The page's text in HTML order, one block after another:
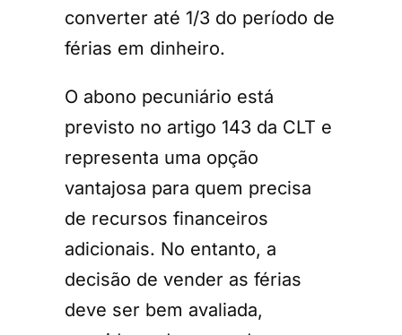
converter até 1/3 do período de
férias em dinheiro.
O abono pecuniário está
previsto no artigo 143 da CLT e
representa uma opção
vantajosa para quem precisa
de recursos financeiros
adicionais. No entanto, a
decisão de vender as férias
deve ser bem avaliada,